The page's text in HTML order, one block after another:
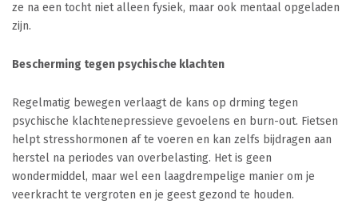
ze na een tocht niet alleen fysiek, maar ook mentaal opgeladen
zijn.
Bescherming tegen psychische klachten
Regelmatig bewegen verlaagt de kans op drming tegen
psychische klachtenepressieve gevoelens en burn-out. Fietsen
helpt stresshormonen af te voeren en kan zelfs bijdragen aan
herstel na periodes van overbelasting. Het is geen
wondermiddel, maar wel een laagdrempelige manier om je
veerkracht te vergroten en je geest gezond te houden.